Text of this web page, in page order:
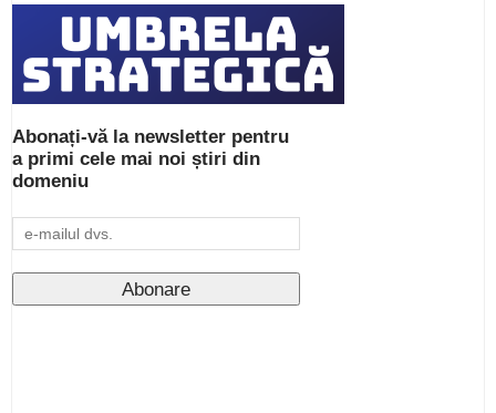
Abonați-vă la newsletter pentru
a primi cele mai noi știri din
domeniu